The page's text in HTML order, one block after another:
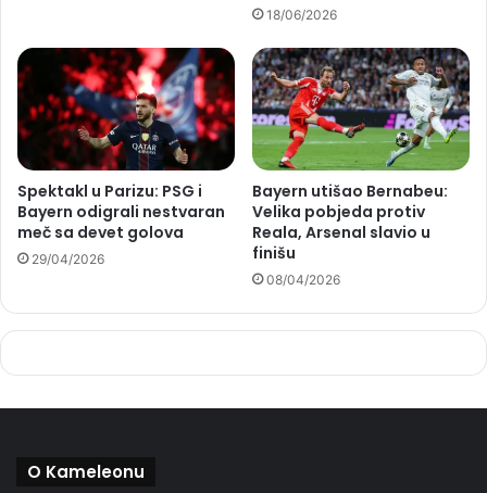
18/06/2026
Spektakl u Parizu: PSG i
Bayern odigrali nestvaran
meč sa devet golova
29/04/2026
Bayern utišao Bernabeu:
Velika pobjeda protiv
Reala, Arsenal slavio u
finišu
08/04/2026
O Kameleonu